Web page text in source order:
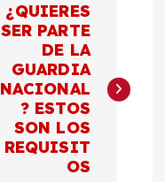
¿QUIERES
SER PARTE
DE LA
GUARDIA
NACIONAL
? ESTOS
SON LOS
REQUISIT
OS